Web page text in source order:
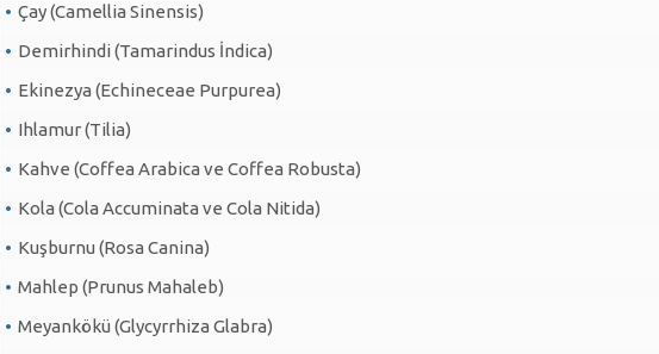
Çay (Camellia Sinensis)
Demirhindi (Tamarindus İndica)
Ekinezya (Echineceae Purpurea)
Ihlamur (Tilia)
Kahve (Coffea Arabica ve Coffea Robusta)
Kola (Cola Accuminata ve Cola Nitida)
Kuşburnu (Rosa Canina)
Mahlep (Prunus Mahaleb)
Meyankökü (Glycyrrhiza Glabra)